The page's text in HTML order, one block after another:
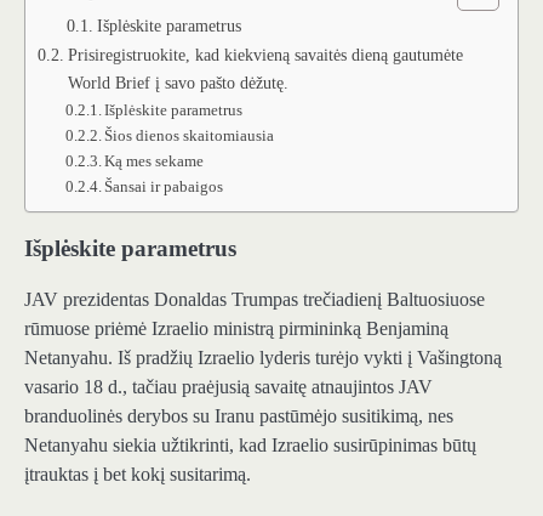
Išplėskite parametrus
Prisiregistruokite, kad kiekvieną savaitės dieną gautumėte
World Brief į savo pašto dėžutę.
Išplėskite parametrus
Šios dienos skaitomiausia
Ką mes sekame
Šansai ir pabaigos
Išplėskite parametrus
JAV prezidentas Donaldas Trumpas trečiadienį Baltuosiuose
rūmuose priėmė Izraelio ministrą pirmininką Benjaminą
Netanyahu. Iš pradžių Izraelio lyderis turėjo vykti į Vašingtoną
vasario 18 d., tačiau praėjusią savaitę atnaujintos JAV
branduolinės derybos su Iranu pastūmėjo susitikimą, nes
Netanyahu siekia užtikrinti, kad Izraelio susirūpinimas būtų
įtrauktas į bet kokį susitarimą.